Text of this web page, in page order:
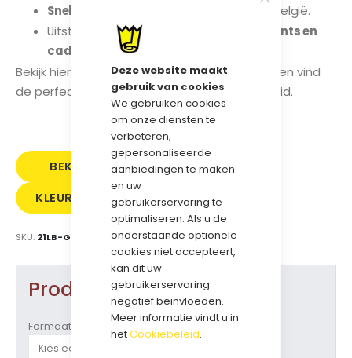
Deze website maakt
gebruik van cookies
We gebruiken cookies
om onze diensten te
verbeteren,
gepersonaliseerde
aanbiedingen te maken
en uw
gebruikerservaring te
optimaliseren. Als u de
onderstaande optionele
cookies niet accepteert,
kan dit uw
gebruikerservaring
negatief beïnvloeden.
Meer informatie vindt u in
hetCookiebeleid.
Snelle levering
door heel Nederland en België.
Uitstekend geschikt voor
promoties , events en
cadeau's
Bekijk hier onze
grosgrain lint kleurenkaart
en vind
de perfecte kleur voor uw merk of gelegenheid.
BEKIJK
PRIJS
SAMPLE
BESTELLEN
KLEURENKAART
SKU 21LB-GRG-19
Product opties
Formaat